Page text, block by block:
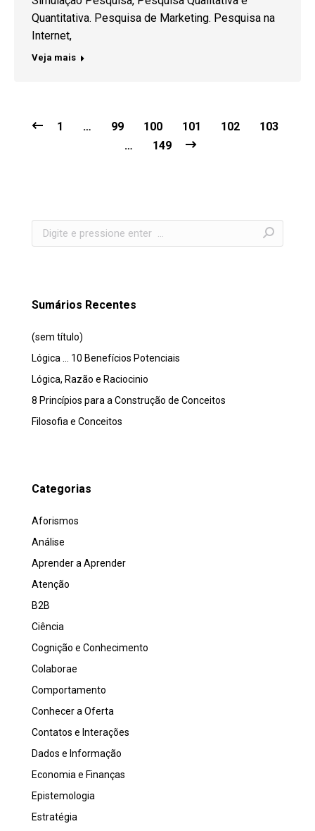
Quantitativa. Pesquisa de Marketing. Pesquisa na
Internet,
Veja mais
1 … 99 100 101 102
103
…
149
Search:
Sumários Recentes
(sem título)
Lógica … 10 Benefícios Potenciais
Lógica, Razão e Raciocinio
8 Princípios para a Construção de Conceitos
Filosofia e Conceitos
Categorias
Aforismos
Análise
Aprender a Aprender
Atenção
B2B
Ciência
Cognição e Conhecimento
Colaborae
Comportamento
Conhecer a Oferta
Contatos e Interações
Dados e Informação
Economia e Finanças
Epistemologia
Estratégia